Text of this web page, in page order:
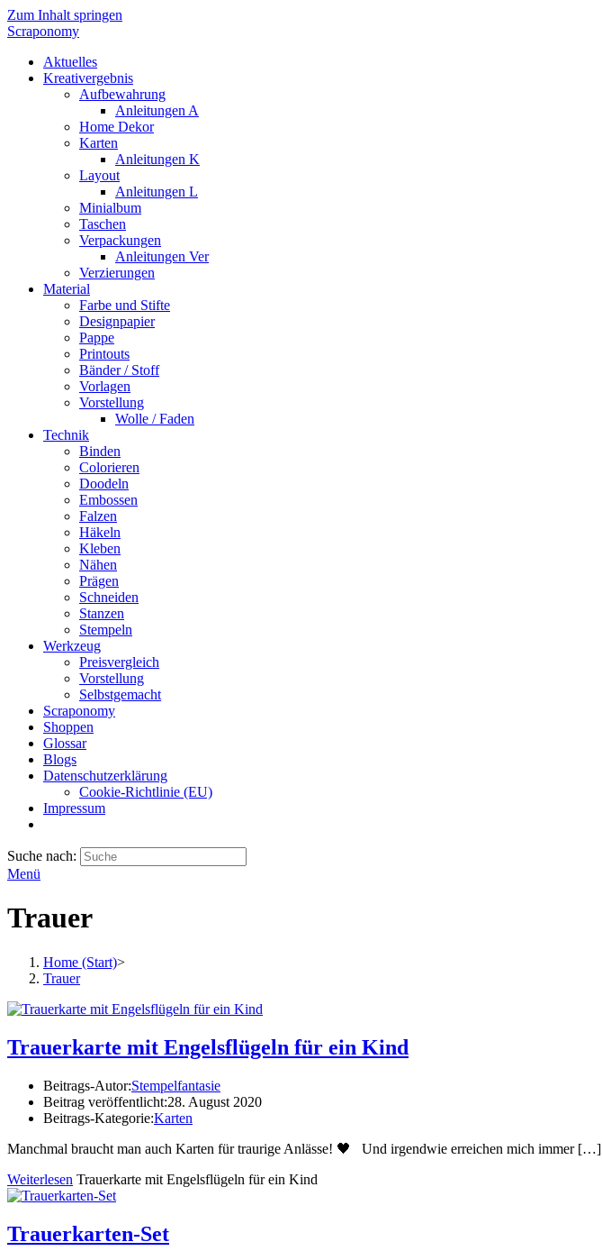
Zum Inhalt springen
Scraponomy
Aktuelles
Kreativergebnis
Aufbewahrung
Anleitungen A
Home Dekor
Karten
Anleitungen K
Layout
Anleitungen L
Minialbum
Taschen
Verpackungen
Anleitungen Ver
Verzierungen
Material
Farbe und Stifte
Designpapier
Pappe
Printouts
Bänder / Stoff
Vorlagen
Vorstellung
Wolle / Faden
Technik
Binden
Colorieren
Doodeln
Embossen
Falzen
Häkeln
Kleben
Nähen
Prägen
Schneiden
Stanzen
Stempeln
Werkzeug
Preisvergleich
Vorstellung
Selbstgemacht
Scraponomy
Shoppen
Glossar
Blogs
Datenschutzerklärung
Cookie-Richtlinie (EU)
Impressum
Suche nach:
Menü
Trauer
Home (Start)>
Trauer
Trauerkarte mit Engelsflügeln für ein Kind
Beitrags-Autor:Stempelfantasie
Beitrag veröffentlicht:28. August 2020
Beitrags-Kategorie:Karten
Manchmal braucht man auch Karten für traurige Anlässe! 🖤 Und irgendwie erreichen mich immer[…]
Weiterlesen Trauerkarte mit Engelsflügeln für ein Kind
Trauerkarten-Set